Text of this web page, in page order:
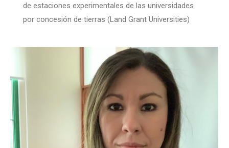
de estaciones experimentales de las universidades
por concesión de tierras (Land Grant Universities)